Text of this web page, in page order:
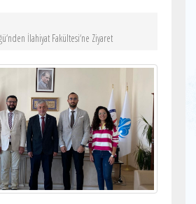
İlahiyat Fakültesi‘ne Ziyaret